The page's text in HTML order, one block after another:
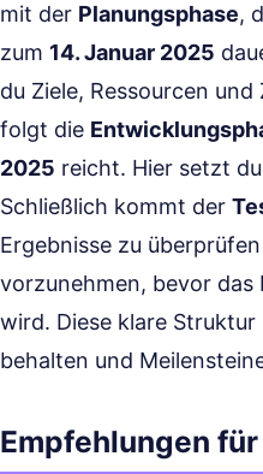
mit der Planungsphase,
zum 14. Januar 2025
du Ziele, Ressourcen
folgt die
2025 reicht. Hier setzt
Schließlich kommt der
Ergebnisse zu
vorzunehmen, bevor das
wird. Diese klare
behalten und
Empfehlungen